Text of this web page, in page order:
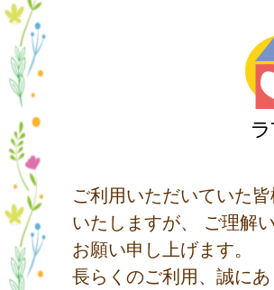
ご利用いただいていた
いたしますが、 ご理解
お願い申し上げます。
長らくのご利用、誠に